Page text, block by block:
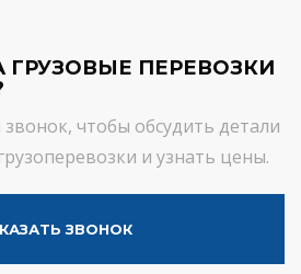
ГРУЗОВЫЕ ПЕРЕВОЗКИ
чтобы обсудить детали
и узнать цены.
ЗВОНОК